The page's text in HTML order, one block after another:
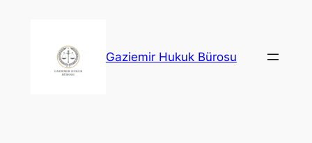
Gaziemir Hukuk Bürosu